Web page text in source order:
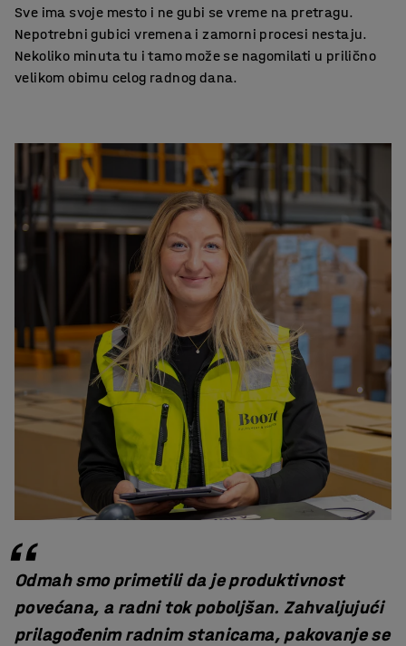
Sve ima svoje mesto i ne gubi se vreme na pretragu.
Nepotrebni gubici vremena i zamorni procesi nestaju.
Nekoliko minuta tu i tamo može se nagomilati u prilično
velikom obimu celog radnog dana.
Odmah smo primetili da je produktivnost
povećana, a radni tok poboljšan. Zahvaljujući
prilagođenim radnim stanicama, pakovanje se